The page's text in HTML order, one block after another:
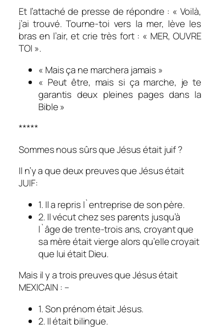
Et l’attaché de presse de répondre : « Voilà,
j’ai trouvé. Tourne-toi vers la mer, lève les
bras en l’air, et crie très fort : « MER, OUVRE
TOI ».
« Mais ça ne marchera jamais »
« Peut être, mais si ça marche, je te
garantis deux pleines pages dans la
Bible »
*****
Sommes nous sûrs que Jésus était juif ?
Il n’y a que deux preuves que Jésus était
JUIF:
1. Il a repris l`entreprise de son père.
2. Il vécut chez ses parents jusqu’à
l`âge de trente-trois ans, croyant que
sa mère était vierge alors qu’elle croyait
que lui était Dieu.
Mais il y a trois preuves que Jésus était
MEXICAIN : –
1. Son prénom était Jésus.
2. Il était bilingue.